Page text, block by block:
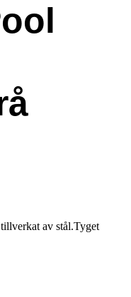
av stål.Tyget